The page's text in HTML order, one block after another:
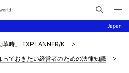
Japan
イ
検
メ
ニ
ュ
く
時」 EXPLANNER/K
っておきたい経営者のための法律知識